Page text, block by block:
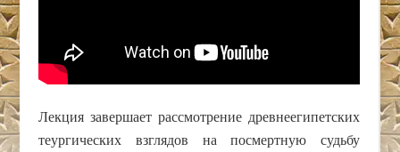
Лекция завершает рассмотрение древнеегипетских
теургических взглядов на посмертную судьбу